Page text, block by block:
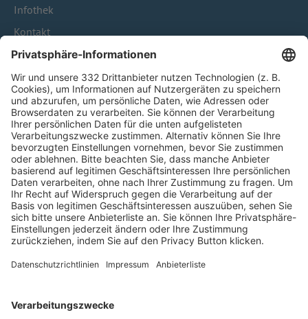
Infothek
Kontakt
HÄUFIG BESUCHTE SEITEN
Pässe und Vereinswechsel
Trainerausbildung
Schulungsangebot Vereinsmitarbeiter
BFV-Geschäftsstellen
Trainerbörse
Login SpielPlus
FOLGE DEM BFV